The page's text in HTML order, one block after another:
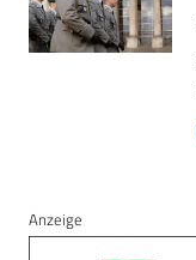
Anzeige